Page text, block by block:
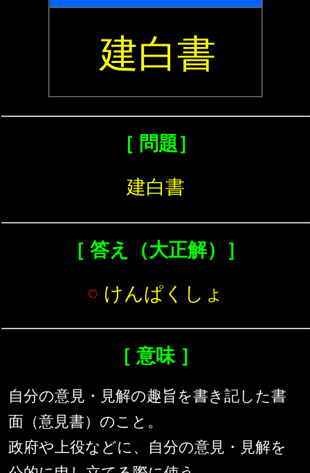
建白書
［ 問題］
建白書
［ 答え（大正解）］
○ けんぱくしょ
［ 意味 ］
自分の意見・見解の趣旨を書き記した書
面（意見書）のこと。
政府や上役などに、自分の意見・見解を